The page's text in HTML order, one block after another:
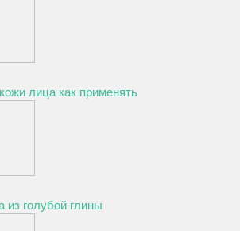
лица как применять
из голубой глины